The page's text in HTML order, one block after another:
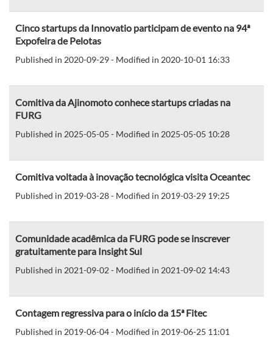
Cinco startups da Innovatio participam de evento na 94ª
Expofeira de Pelotas
Published in 2020-09-29 - Modified in 2020-10-01 16:33
Comitiva da Ajinomoto conhece startups criadas na
FURG
Published in 2025-05-05 - Modified in 2025-05-05 10:28
Comitiva voltada à inovação tecnológica visita Oceantec
Published in 2019-03-28 - Modified in 2019-03-29 19:25
Comunidade acadêmica da FURG pode se inscrever
gratuitamente para Insight Sul
Published in 2021-09-02 - Modified in 2021-09-02 14:43
Contagem regressiva para o início da 15ª Fitec
Published in 2019-06-04 - Modified in 2019-06-25 11:01